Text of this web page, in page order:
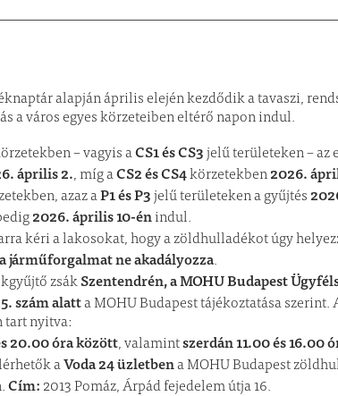
alapján április elején kezdődik a tavaszi,
a város egyes körzeteiben eltérő napon indul.
– vagyis aCS1 és CS3 jelű területeken – az
április 2., míg aCS2 és CS4körzetekben 2026.
azaz aP1 és P3 jelű területeken a gyűjtés
2026. április 10-én indul.
kéri a lakosokat, hogy a zöldhulladékot úgy
járműforgalmat ne akadályozza.
zsákSzentendrén, a MOHU Budapest
szám alatta MOHU Budapest tájékoztatása szerint.
tart nyitva:
20.00 óra között, valamintszerdán 11.00 és 16.00
aVoda 24 üzletbena MOHU Budapest
Cím: 2013 Pomáz, Árpád fejedelem útja 16.